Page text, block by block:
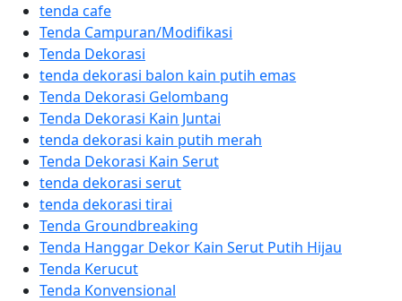
tenda cafe
Tenda Campuran/Modifikasi
Tenda Dekorasi
tenda dekorasi balon kain putih emas
Tenda Dekorasi Gelombang
Tenda Dekorasi Kain Juntai
tenda dekorasi kain putih merah
Tenda Dekorasi Kain Serut
tenda dekorasi serut
tenda dekorasi tirai
Tenda Groundbreaking
Tenda Hanggar Dekor Kain Serut Putih Hijau
Tenda Kerucut
Tenda Konvensional